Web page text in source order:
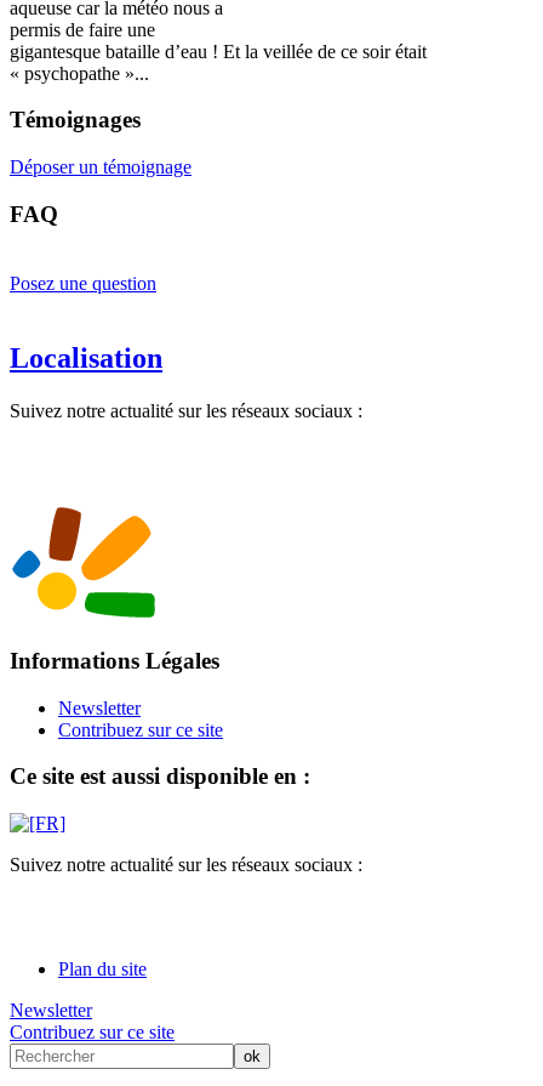
aqueuse car la météo nous a
permis de faire une
gigantesque bataille d’eau ! Et la veillée de ce soir était
« psychopathe »...
Témoignages
Déposer un témoignage
FAQ
Posez une question
Localisation
Suivez notre actualité sur les réseaux sociaux :
Informations Légales
Newsletter
Contribuez sur ce site
Ce site est aussi disponible en :
Suivez notre actualité sur les réseaux sociaux :
Plan du site
Newsletter
Contribuez sur ce site